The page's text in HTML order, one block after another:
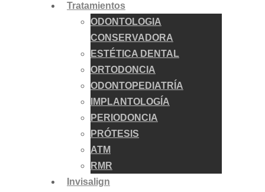
Tratamientos
ODONTOLOGIA
CONSERVADORA
ESTÉTICA DENTAL
ORTODONCIA
ODONTOPEDIATRÍA
IMPLANTOLOGÍA
PERIODONCIA
PRÓTESIS
ATM
RMR
Invisalign